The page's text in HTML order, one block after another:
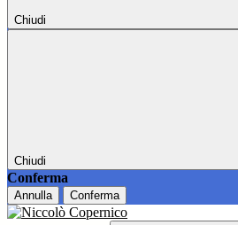
Chiudi
Chiudi
Conferma
Annulla Conferma